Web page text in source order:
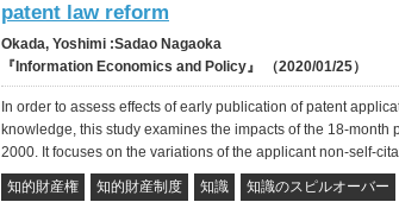
patent law reform
Okada, Yoshimi :Sadao Nagaoka
『Information Economics and Policy』 （2020/01/25）
In order to assess effects of early publication of patent
knowledge, this study examines the impacts of the 18-
2000. It focuses on the variations of the applicant non-self-
知的財産権 知的財産制度 知識 知識のスピルオーバー